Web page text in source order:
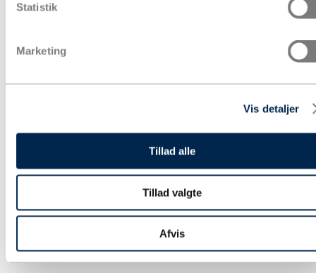
Statistik
Marketing
Vis detaljer
Tillad alle
Tillad valgte
Afvis